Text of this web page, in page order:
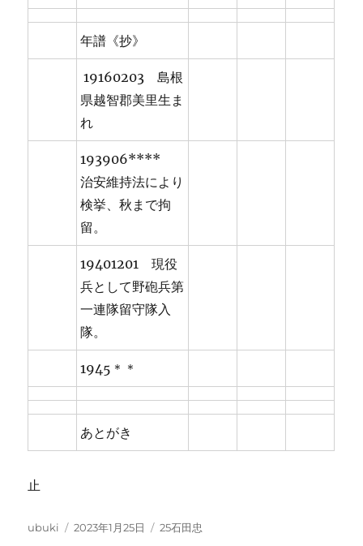
年譜《抄》
19160203 島根
県越智郡美里生ま
れ
193906****
治安維持法により
検挙、秋まで拘
留。
19401201 現役
兵として野砲兵第
一連隊留守隊入
隊。
1945＊＊
あとがき
止
投
ubuki
投
2023年1月25日
カ
25石田忠